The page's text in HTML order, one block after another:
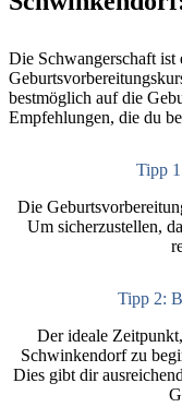
Die Schwangerschaft ist
bestmöglich auf die
Empfehlungen, die du
Tipp
Die
Um sicherzustellen,
Tipp 2:
Der ideale
Schwinkendorf zu
Dies gibt dir